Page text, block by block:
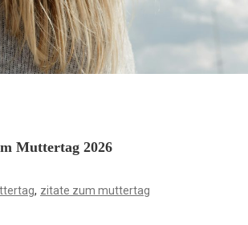
Muttertag 2026
, zitate zum muttertag